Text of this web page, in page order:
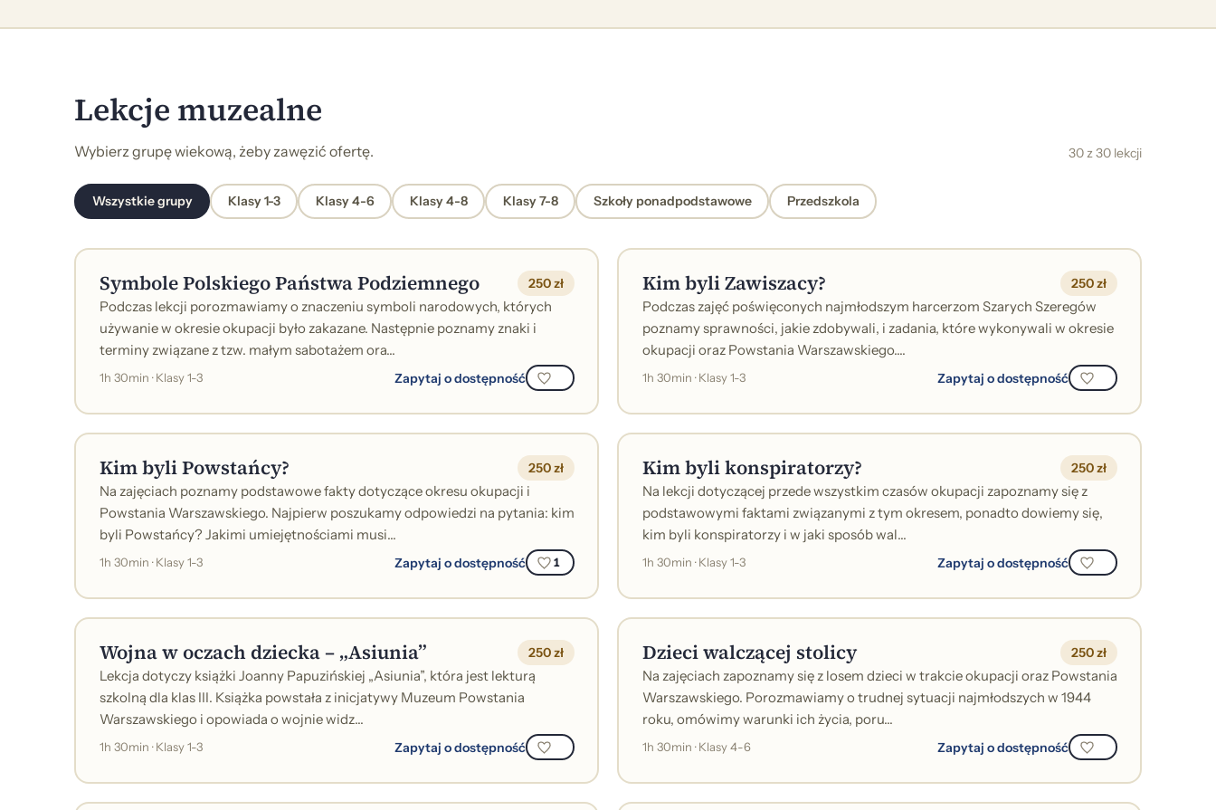
Lekcje muzealne
Wybierz grupę wiekową, żeby zawęzić ofertę. 30 z 30 lekcji
Wszystkie grupy Klasy 1-3 Klasy 4-6 Klasy 4-8 Klasy 7-8 Szkoły ponadpodstawowe Przedszkola
Symbole Polskiego Państwa Podziemnego 250 zł
Podczas lekcji porozmawiamy o znaczeniu symboli narodowych, których
używanie w okresie okupacji było zakazane. Następnie poznamy znaki i
terminy związane z tzw. małym sabotażem ora...
1h 30min · Klasy 1-3 Zapytaj o dostępność
Kim byli Zawiszacy? 250 zł
Podczas zajęć poświęconych najmłodszym harcerzom Szarych Szeregów
poznamy sprawności, jakie zdobywali, i zadania, które wykonywali w okresie
okupacji oraz Powstania Warszawskiego....
1h 30min · Klasy 1-3 Zapytaj o dostępność
Kim byli Powstańcy? 250 zł
Na zajęciach poznamy podstawowe fakty dotyczące okresu okupacji i
Powstania Warszawskiego. Najpierw poszukamy odpowiedzi na pytania: kim
byli Powstańcy? Jakimi umiejętnościami musi...
1h 30min · Klasy 1-3 Zapytaj o dostępność 1
Kim byli konspiratorzy? 250 zł
Na lekcji dotyczącej przede wszystkim czasów okupacji zapoznamy się z
podstawowymi faktami związanymi z tym okresem, ponadto dowiemy się,
kim byli konspiratorzy i w jaki sposób wal...
1h 30min · Klasy 1-3 Zapytaj o dostępność
Wojna w oczach dziecka – „Asiunia” 250 zł
Lekcja dotyczy książki Joanny Papuzińskiej „Asiunia”, która jest lekturą
szkolną dla klas III. Książka powstała z inicjatywy Muzeum Powstania
Warszawskiego i opowiada o wojnie widz...
1h 30min · Klasy 1-3 Zapytaj o dostępność
Dzieci walczącej stolicy 250 zł
Na zajęciach zapoznamy się z losem dzieci w trakcie okupacji oraz Powstania
Warszawskiego. Porozmawiamy o trudnej sytuacji najmłodszych w 1944
roku, omówimy warunki ich życia, poru...
1h 30min · Klasy 4-6 Zapytaj o dostępność